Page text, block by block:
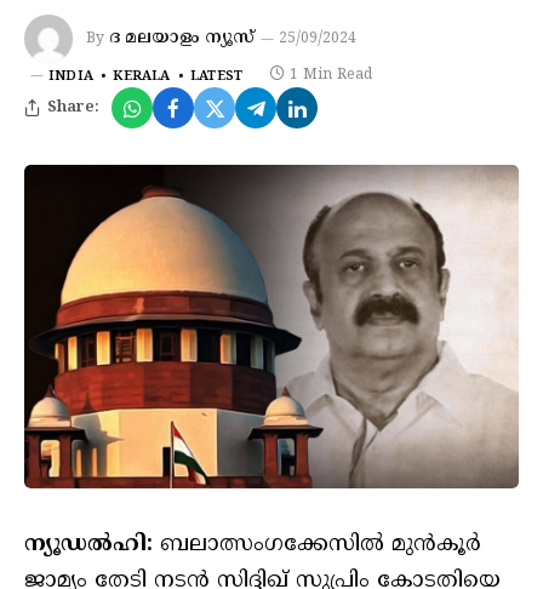
By ദ മലയാളം ന്യൂസ്‌ 25/09/2024
INDIA KERALA LATEST 1 Min Read
Share:
ന്യൂഡൽഹി: ബലാത്സംഗക്കേസിൽ മുൻകൂർ
ജാമ്യം തേടി നടൻ സിദ്ദിഖ് സുപ്രിം കോടതിയെ